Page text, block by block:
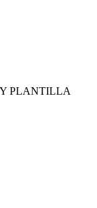
Y PLANTILLA